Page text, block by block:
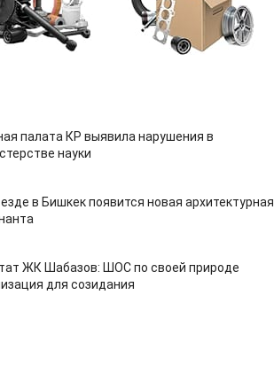
палата КР выявила нарушения в
науки
в Бишкек появится новая архитектурная
ЖК Шабазов: ШОС по своей природе
для созидания